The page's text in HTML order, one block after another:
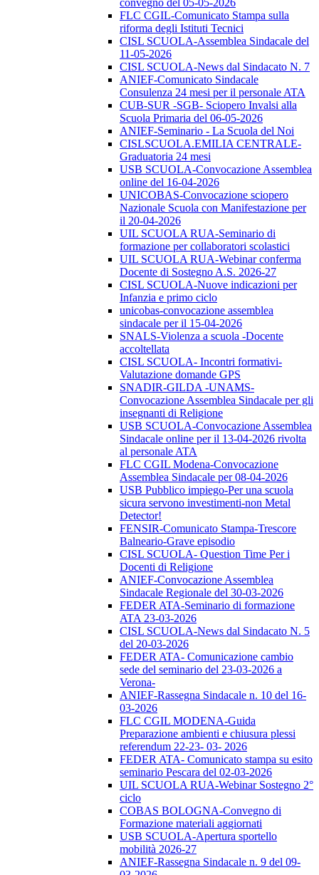
convegno del 05-05-2026
FLC CGIL-Comunicato Stampa sulla
riforma degli Istituti Tecnici
CISL SCUOLA-Assemblea Sindacale del
11-05-2026
CISL SCUOLA-News dal Sindacato N. 7
ANIEF-Comunicato Sindacale
Consulenza 24 mesi per il personale ATA
CUB-SUR -SGB- Sciopero Invalsi alla
Scuola Primaria del 06-05-2026
ANIEF-Seminario - La Scuola del Noi
CISLSCUOLA.EMILIA CENTRALE-
Graduatoria 24 mesi
USB SCUOLA-Convocazione Assemblea
online del 16-04-2026
UNICOBAS-Convocazione sciopero
Nazionale Scuola con Manifestazione per
il 20-04-2026
UIL SCUOLA RUA-Seminario di
formazione per collaboratori scolastici
UIL SCUOLA RUA-Webinar conferma
Docente di Sostegno A.S. 2026-27
CISL SCUOLA-Nuove indicazioni per
Infanzia e primo ciclo
unicobas-convocazione assemblea
sindacale per il 15-04-2026
SNALS-Violenza a scuola -Docente
accoltellata
CISL SCUOLA- Incontri formativi-
Valutazione domande GPS
SNADIR-GILDA -UNAMS-
Convocazione Assemblea Sindacale per gli
insegnanti di Religione
USB SCUOLA-Convocazione Assemblea
Sindacale online per il 13-04-2026 rivolta
al personale ATA
FLC CGIL Modena-Convocazione
Assemblea Sindacale per 08-04-2026
USB Pubblico impiego-Per una scuola
sicura servono investimenti-non Metal
Detector!
FENSIR-Comunicato Stampa-Trescore
Balneario-Grave episodio
CISL SCUOLA- Question Time Per i
Docenti di Religione
ANIEF-Convocazione Assemblea
Sindacale Regionale del 30-03-2026
FEDER ATA-Seminario di formazione
ATA 23-03-2026
CISL SCUOLA-News dal Sindacato N. 5
del 20-03-2026
FEDER ATA- Comunicazione cambio
sede del seminario del 23-03-2026 a
Verona-
ANIEF-Rassegna Sindacale n. 10 del 16-
03-2026
FLC CGIL MODENA-Guida
Preparazione ambienti e chiusura plessi
referendum 22-23- 03- 2026
FEDER ATA- Comunicato stampa su esito
seminario Pescara del 02-03-2026
UIL SCUOLA RUA-Webinar Sostegno 2°
ciclo
COBAS BOLOGNA-Convegno di
Formazione materiali aggiornati
USB SCUOLA-Apertura sportello
mobilità 2026-27
ANIEF-Rassegna Sindacale n. 9 del 09-